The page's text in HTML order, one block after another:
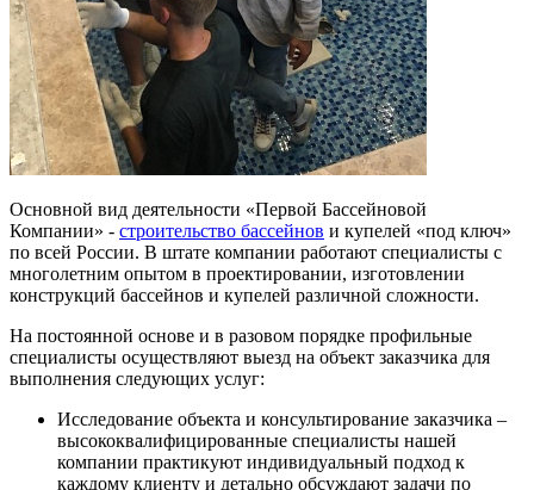
Основной вид деятельности «Первой Бассейновой
Компании» - строительство бассейнов и купелей «под ключ»
по всей России. В штате компании работают специалисты с
многолетним опытом в проектировании, изготовлении
конструкций бассейнов и купелей различной сложности.
На постоянной основе и в разовом порядке профильные
специалисты осуществляют выезд на объект заказчика для
выполнения следующих услуг:
Исследование объекта и консультирование заказчика –
высококвалифицированные специалисты нашей
компании практикуют индивидуальный подход к
каждому клиенту и детально обсуждают задачи по